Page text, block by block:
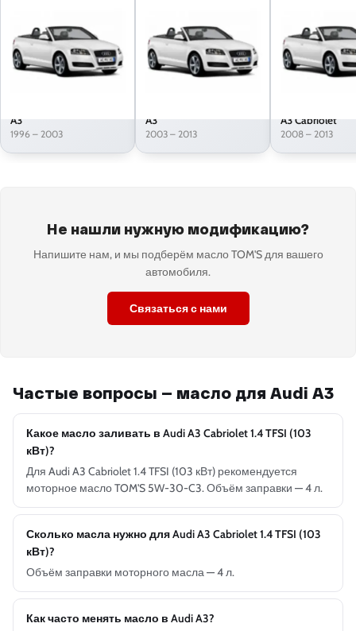
A3
1996 – 2003
A3
2003 – 2013
A3 Cabriolet
2008 – 2013
Не нашли нужную модификацию?
Напишите нам, и мы подберём масло TOM'S для вашего
автомобиля.
Связаться с нами
Частые вопросы — масло для Audi A3
Какое масло заливать в Audi A3 Cabriolet 1.4 TFSI (103
кВт)?
Для Audi A3 Cabriolet 1.4 TFSI (103 кВт) рекомендуется
моторное масло TOM'S 5W-30-C3. Объём заправки — 4 л.
Сколько масла нужно для Audi A3 Cabriolet 1.4 TFSI (103
кВт)?
Объём заправки моторного масла — 4 л.
Как часто менять масло в Audi A3?